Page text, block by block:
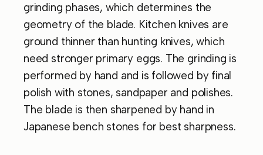
grinding phases, which determines the
geometry of the blade. Kitchen knives are
ground thinner than hunting knives, which
need stronger primary eggs. The grinding is
performed by hand and is followed by final
polish with stones, sandpaper and polishes.
The blade is then sharpened by hand in
Japanese bench stones for best sharpness.